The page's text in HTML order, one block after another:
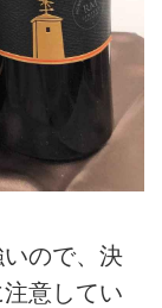
ので、決
意してい